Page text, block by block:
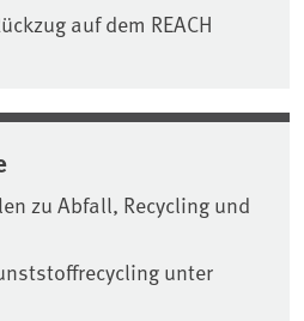
auf dem REACH
zu Abfall, Recycling und
unter